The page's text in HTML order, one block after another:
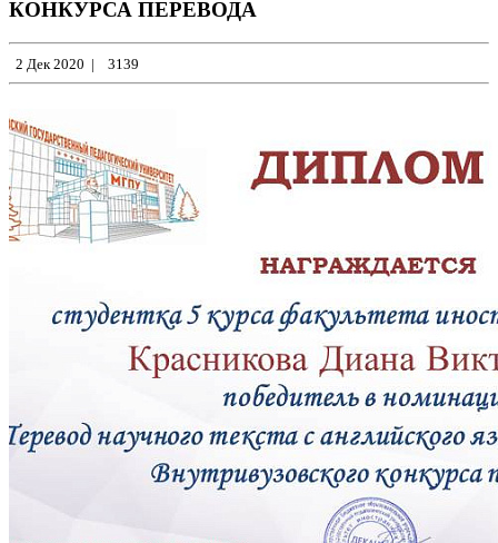
КОНКУРСА ПЕРЕВОДА
2 Дек 2020 | 3139